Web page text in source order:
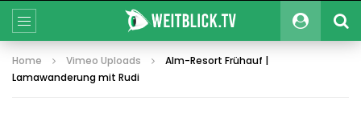
Home Vimeo Uploads
Alm-Resort Frühauf |
Lamawanderung mit Rudi